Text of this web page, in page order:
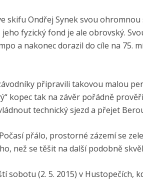
skifu Ondřej Synek svou
fyzický fond je ale obrovský.
a nakonec dorazil do cíle na 75.
připravili takovou malou
kopec tak na závěr pořádně
technický sjezd a přejet
přálo, prostorné zázemí se
než se těšit na další podobně
sobotu (2. 5. 2015) v Hustopečích,